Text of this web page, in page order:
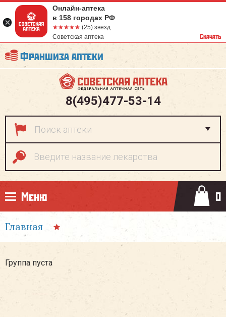
Франшиза аптеки
8(495)477-53-14
Меню 0
Главная
Группа пуста
Онлайн-аптека
в 158 городах РФ
☆☆☆☆☆
★★★★★ (25) звезд
Советская аптека
Скачать